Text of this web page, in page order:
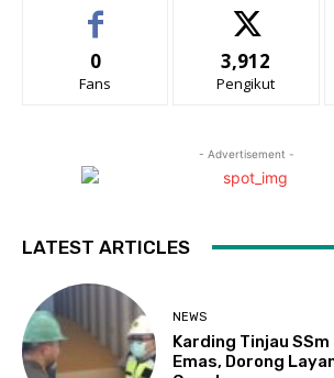
0
Fans
3,912
Pengikut
- Advertisement -
LATEST ARTICLES
NEWS
Karding Tinjau
Emas, Dorong